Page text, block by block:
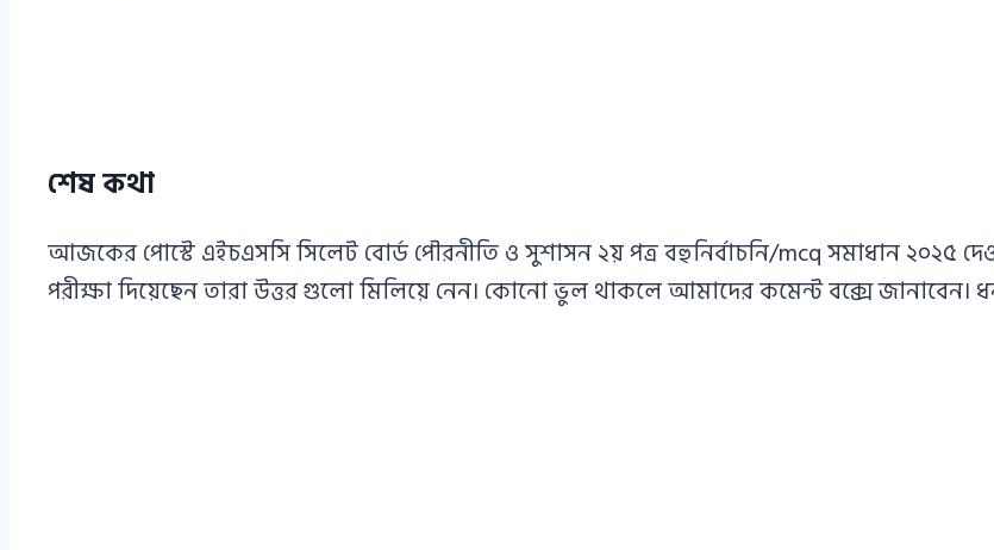
শেষ কথা
আজকের পোস্টে এইচএসসি সিলেট বোর্ড পৌরনীতি ও সুশাসন ২য় পত্র বহুনির্বাচনি/mcq সমাধান ২০২৫
পরীক্ষা দিয়েছেন তারা উত্তর গুলো মিলিয়ে নেন। কোনো ভুল থাকলে আমাদের কমেন্ট বক্সে জানাবেন।